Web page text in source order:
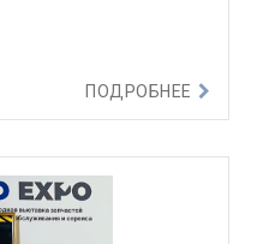
ПОДРОБНЕЕ